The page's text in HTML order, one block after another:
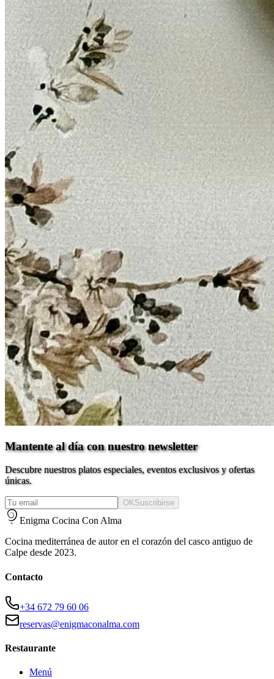
Mantente al día con nuestro newsletter
Descubre nuestros platos especiales, eventos exclusivos y ofertas
únicas.
OKSuscribirse
Enigma Cocina Con Alma
Cocina mediterránea de autor en el corazón del casco antiguo de
Calpe desde 2023.
Contacto
+34 672 79 60 06
reservas@enigmaconalma.com
Restaurante
Menú